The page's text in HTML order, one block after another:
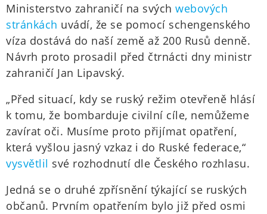
Ministerstvo zahraničí na svých webových
stránkách uvádí, že se pomocí schengenského
víza dostává do naší země až 200 Rusů denně.
Návrh proto prosadil před čtrnácti dny ministr
zahraničí Jan Lipavský.
„Před situací, kdy se ruský režim otevřeně hlásí
k tomu, že bombarduje civilní cíle, nemůžeme
zavírat oči. Musíme proto přijímat opatření,
která vyšlou jasný vzkaz i do Ruské federace,“
vysvětlil své rozhodnutí dle Českého rozhlasu.
Jedná se o druhé zpřísnění týkající se ruských
občanů. Prvním opatřením bylo již před osmi